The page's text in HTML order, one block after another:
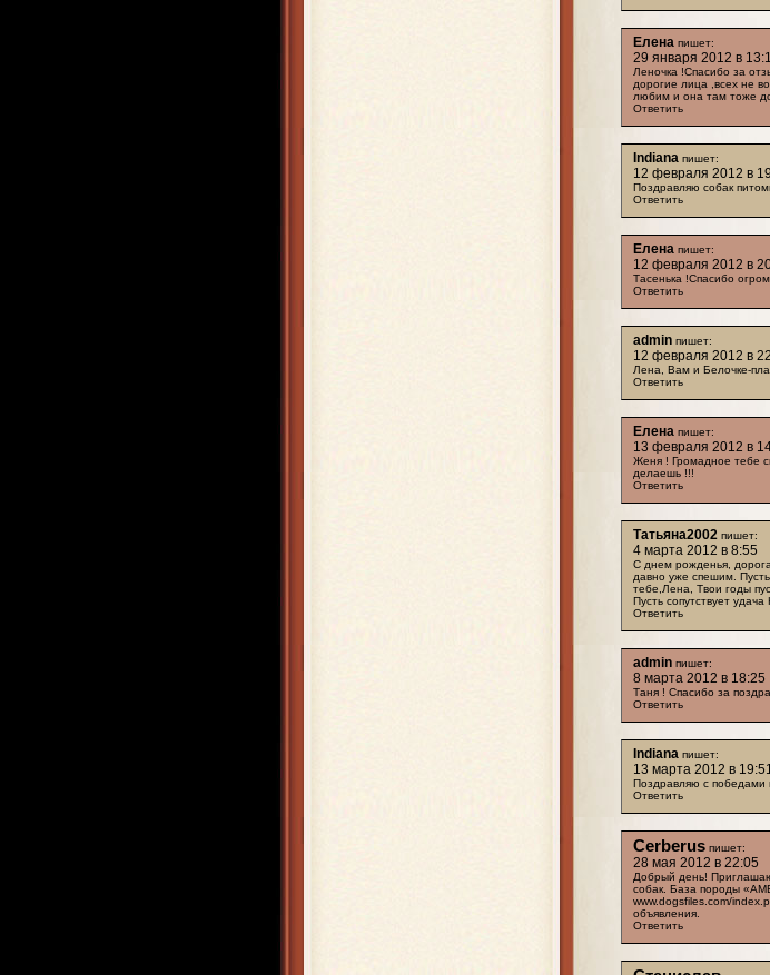
Елена пишет:
29 января 2012 в
Леночка !Спасибо за
дорогие лица ,всех не
любим и она там тоже
Ответить
Indiana пишет:
12 февраля 2012 в
Поздравляю собак
Ответить
Елена пишет:
12 февраля 2012 в
Тасенька !Спасибо
Ответить
admin пишет:
12 февраля 2012 в
Лена, Вам и Белочке-
Ответить
Елена пишет:
13 февраля 2012 в
Женя ! Громадное тебе
делаешь !!!
Ответить
Татьяна2002 пишет:
4 марта 2012 в 8:55
С днем рожденья,
давно уже спешим.
тебе,Лена, Твои годы
Пусть сопутствует
Ответить
admin пишет:
8 марта 2012 в 18:25
Таня ! Спасибо за
Ответить
Indiana пишет:
13 марта 2012 в
Поздравляю с победами
Ответить
Cerberus пишет:
28 мая 2012 в 22:05
Добрый день!
собак. База породы
www.dogsfiles.com/
объявления.
Ответить